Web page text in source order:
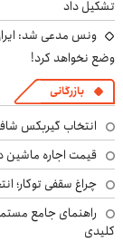
تشکیل داد
ونس مدعی شد: ایران
وضع نخواهد کرد!
بازرگانی
انتخاب گیربکس
قیمت اجاره ماشین در کیش در سال
چراغ سقفی توکار؛
راهنمای جامع
کلیدی